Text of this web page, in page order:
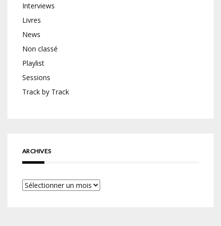
Interviews
Livres
News
Non classé
Playlist
Sessions
Track by Track
ARCHIVES
Archives